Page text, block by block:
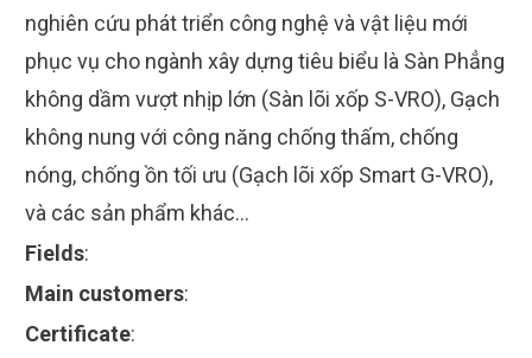
nghiên cứu phát triển công nghệ và vật liệu mới
phục vụ cho ngành xây dựng tiêu biểu là Sàn Phẳng
không dầm vượt nhịp lớn (Sàn lõi xốp S-VRO), Gạch
không nung với công năng chống thấm, chống
nóng, chống ồn tối ưu (Gạch lõi xốp Smart G-VRO),
và các sản phẩm khác…
Fields:
Main customers:
Certificate: